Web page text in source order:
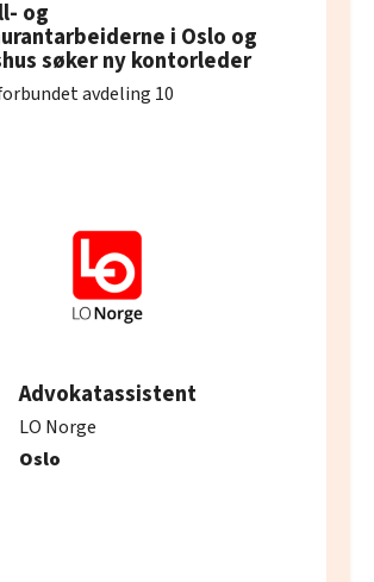
og
i Oslo og
søker ny kontorleder
avdeling 10
Advokatassistent
LO Norge
Oslo